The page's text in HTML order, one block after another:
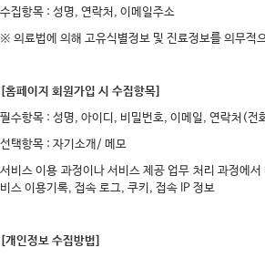
수집항목 : 성명, 연락​처, ​이메일주소
※ 의료법에 의해 고유식별정보 및 진료정보를 의무적
[홈페이지 회원가입 시 수집항목]
필수항목 : 성명, 아이디, 비밀번호, 이메일, 연락처(전
선택항목 : 자기소개/ 메모
서비스 이용 과정이나 서비스 제공 업무 처리 과정에
비스 이용기록, 접속 로그, 쿠키, 접속 IP 정보
[개인정보 수집방법]